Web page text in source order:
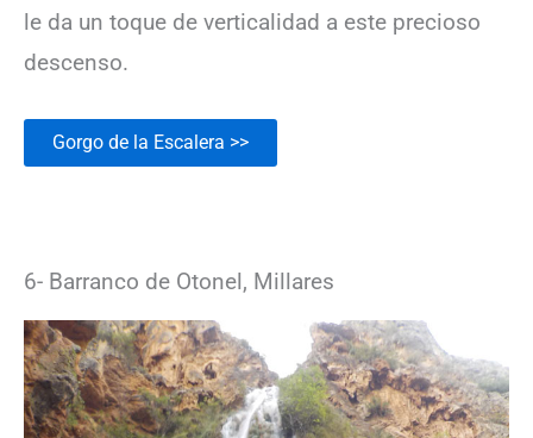
le da un toque de verticalidad a este precioso
descenso.
Gorgo de la Escalera >>
6- Barranco de Otonel, Millares